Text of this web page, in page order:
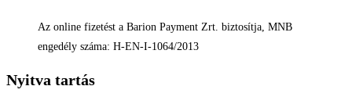
Az online fizetést a Barion Payment Zrt. biztosítja, MNB
engedély száma: H-EN-I-1064/2013
Nyitva tartás